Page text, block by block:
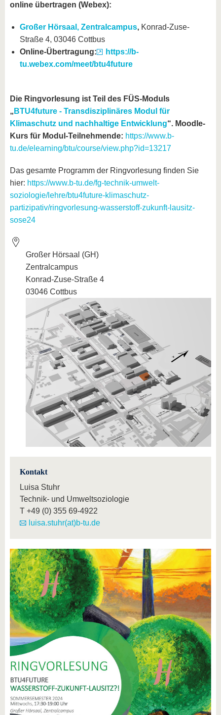
online übertragen (Webex):
Großer Hörsaal, Zentralcampus, Konrad-Zuse-
Straße 4, 03046 Cottbus
Online-Übertragung:
https://b-
tu.webex.com/meet/btu4future
Die Ringvorlesung ist Teil des FÜS-Moduls
„ BTU4future - Transdisziplinäres Modul für
Klimaschutz und nachhaltige Entwicklung“. Moodle-
Kurs für Modul-Teilnehmende: https://www.b-
tu.de/elearning/btu/course/view.php?id=13217
Das gesamte Programm der Ringvorlesung finden Sie
hier: https://www.b-tu.de/fg-technik-umwelt-
soziologie/lehre/btu4future-klimaschutz-
partizipativ/ringvorlesung-wasserstoff-zukunft-lausitz-
sose24
Großer Hörsaal (GH)
Zentralcampus
Konrad-Zuse-Straße 4
03046 Cottbus
Kontakt
Luisa Stuhr
Technik- und Umweltsoziologie
T +49 (0) 355 69-4922
luisa.stuhr(at)b-tu.de